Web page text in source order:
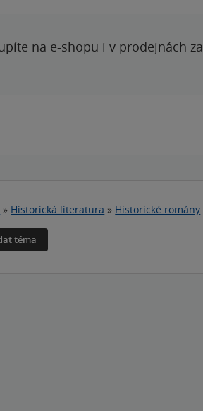
na e-shopu i v prodejnách za
» Historická literatura » Historické romány
téma